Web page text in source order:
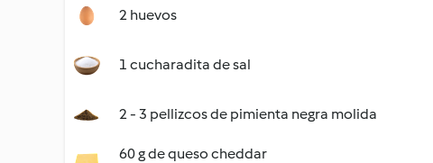
2 huevos
1 cucharadita de sal
2 - 3 pellizcos de pimienta negra molida
60 g de queso cheddar